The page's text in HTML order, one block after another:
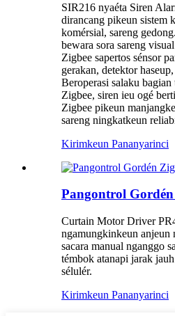
SIR216 nyaéta Siren
dirancang pikeun sistem
komérsial, sareng
bewara sora sareng
Zigbee sapertos sénsor
gerakan, detektor
Beroperasi salaku
Zigbee, siren ieu ogé
Zigbee pikeun
sareng ningkatkeun
Kirimkeun Pananyarinci
Pangontrol
Curtain Motor Driver
ngamungkinkeun anjeun
sacara manual nganggo
témbok atanapi jarak
sélulér.
Kirimkeun Pananyarinci